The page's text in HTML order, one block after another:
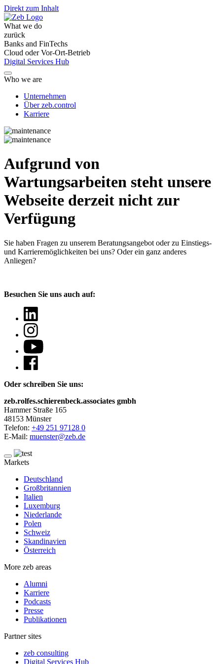
Direkt zum Inhalt
What we do
zurück
Banks and FinTechs
Cloud oder Vor-Ort-Betrieb
Digital Services Hub
Who we are
Unternehmen
Über zeb.control
Karriere
Aufgrund von
Wartungsarbeiten steht unsere
Webseite derzeit nicht zur
Verfügung
Sie haben Fragen zu unserem Beratungsangebot oder zu Einstiegs-
und Karrieremöglichkeiten bei uns? Oder ein ganz anderes
Anliegen?
Besuchen Sie uns auch auf:
Oder schreiben Sie uns:
zeb.rolfes.schierenbeck.associates gmbh
Hammer Straße 165
48153 Münster
Telefon: +49 251 97128 0
E-Mail: muenster@zeb.de
Markets
Deutschland
Großbritannien
Italien
Luxemburg
Niederlande
Polen
Schweiz
Skandinavien
Österreich
More zeb areas
Alumni
Karriere
Podcasts
Presse
Publikationen
Partner sites
zeb consulting
Digital Services Hub